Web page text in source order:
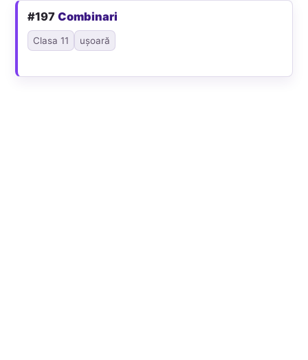
#197Combinari
Clasa 11 ușoară